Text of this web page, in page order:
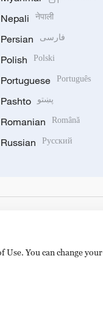
Nepali नेपाली
Persian فارسی
Polish Polski
Portuguese Português
Pashto پښتو
Romanian Română
Russian Русский
Use. You can change your